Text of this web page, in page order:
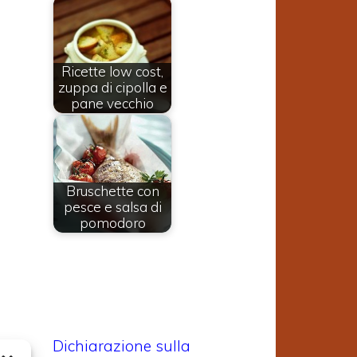
Ricette low cost,
zuppa di cipolla e
pane vecchio
Bruschette con
pesce e salsa di
pomodoro
Dichiarazione sulla